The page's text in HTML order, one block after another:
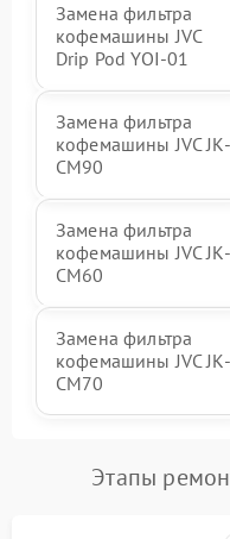
Замена фильтра
кофемашины JVC
Drip Pod YOI-01
Замена фильтра
кофемашины JVC JK-
CM90
Замена фильтра
кофемашины JVC JK-
CM60
Замена фильтра
кофемашины JVC JK-
CM70
Этапы